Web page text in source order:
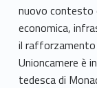
U
n
i
nuovo contesto
economica,
il rafforzamento
Unioncamere è
tedesca di